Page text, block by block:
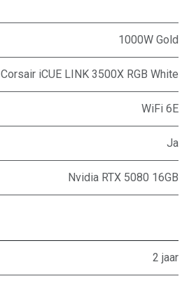
1000W Gold
Corsair iCUE LINK 3500X RGB White
WiFi 6E
Ja
Nvidia RTX 5080 16GB
2 jaar